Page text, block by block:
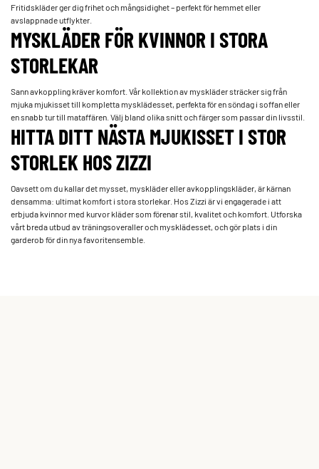
Fritidskläder ger dig frihet och mångsidighet – perfekt för hemmet eller
avslappnade utflykter.
MYSKLÄDER FÖR KVINNOR I STORA
STORLEKAR
Sann avkoppling kräver komfort. Vår kollektion av myskläder sträcker sig från
mjuka mjukisset till kompletta mysklädesset, perfekta för en söndag i soffan eller
en snabb tur till mataffären. Välj bland olika snitt och färger som passar din livsstil.
HITTA DITT NÄSTA MJUKISSET I STOR
STORLEK HOS ZIZZI
Oavsett om du kallar det mysset, myskläder eller avkopplingskläder, är kärnan
densamma: ultimat komfort i stora storlekar. Hos Zizzi är vi engagerade i att
erbjuda kvinnor med kurvor kläder som förenar stil, kvalitet och komfort. Utforska
vårt breda utbud av träningsoveraller och mysklädesset, och gör plats i din
garderob för din nya favoritensemble.